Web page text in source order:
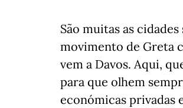
São muitas as
movimento de Greta
vem a Davos. Aqui,
para que olhem
económicas privadas